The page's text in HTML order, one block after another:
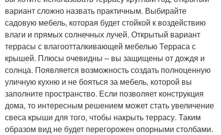
вариант сложно назвать практичным. Выбирайте
садовую мебель, которая будет стойкой к воздействию
влаги и прямых солнечных лучей. Открытый вариант
террасы с влагоотталкивающей мебелью Терраса с
крышей. Плюсы очевидны – вы защищены от дождя и
солнца. Появляется возможность создать полноценную
уличную кухню и не бояться за мебель, которой вы
заполните пространство. Если позволяет конструкция
дома, то интересным решением может стать увеличение
свеса крыши для того, чтобы накрыть террасу. Таким
образом вид не будет перегорожен опорными столбами.